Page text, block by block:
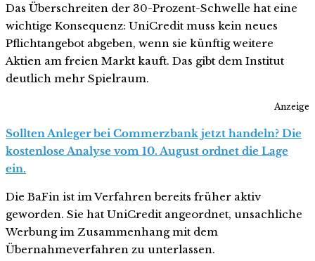
Das Überschreiten der 30-Prozent-Schwelle hat eine
wichtige Konsequenz: UniCredit muss kein neues
Pflichtangebot abgeben, wenn sie künftig weitere
Aktien am freien Markt kauft. Das gibt dem Institut
deutlich mehr Spielraum.
Anzeige
Sollten Anleger bei Commerzbank jetzt handeln? Die
kostenlose Analyse vom 10. August ordnet die Lage
ein.
Die BaFin ist im Verfahren bereits früher aktiv
geworden. Sie hat UniCredit angeordnet, unsachliche
Werbung im Zusammenhang mit dem
Übernahmeverfahren zu unterlassen.